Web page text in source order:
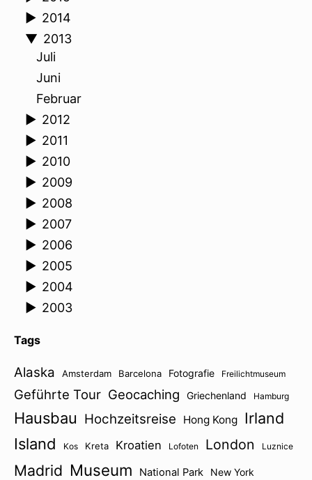
► 2014
▼ 2013
Juli
Juni
Februar
► 2012
► 2011
► 2010
► 2009
► 2008
► 2007
► 2006
► 2005
► 2004
► 2003
Tags
Alaska Amsterdam Barcelona Fotografie Freilichtmuseum
Geführte Tour Geocaching Griechenland Hamburg
Hausbau Hochzeitsreise Hong Kong Irland
Island
Kos Kreta Kroatien Lofoten London Luznice
Madrid Museum National Park New York